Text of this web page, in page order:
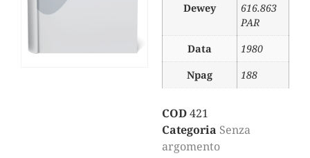
Dewey
616.863
PAR
Data
1980
Npag
188
COD421
Categoria Senza
argomento